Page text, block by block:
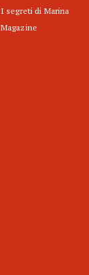
I segreti di Marina
Magazine